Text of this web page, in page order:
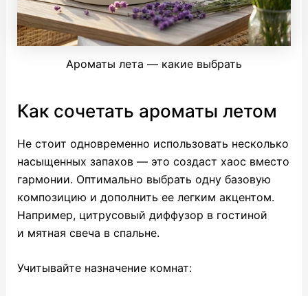
Ароматы лета — какие выбрать
Как сочетать ароматы летом
Не стоит одновременно использовать несколько
насыщенных запахов — это создаст хаос вместо
гармонии. Оптимально выбрать одну базовую
композицию и дополнить ее легким акцентом.
Например, цитрусовый диффузор в гостиной
и мятная свеча в спальне.
Учитывайте назначение комнат: